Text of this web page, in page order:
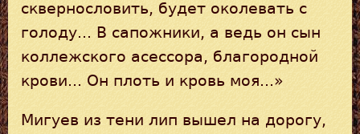
сквернословить, будет околевать с
голоду... В сапожники, а ведь он сын
коллежского асессора, благородной
крови... Он плоть и кровь моя...»
Мигуев из тени лип вышел на дорогу,